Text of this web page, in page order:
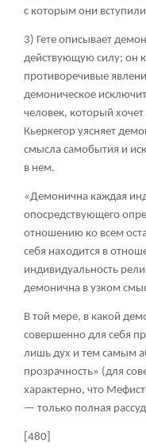
с которым они
3) Гете описывает
действующую силу; он
противоречивые
демоническое
человек, который
Кьеркегор уясняет
смысла самобытия и
в нем.
«Демонична каждая
опосредствующего
отношению ко всем
себя находится в
индивидуальность
демонична в узком
В той мере, в какой
совершенно для себя
лишь дух и тем самым
прозрачность» (для
характерно, что
— только полная
[480]